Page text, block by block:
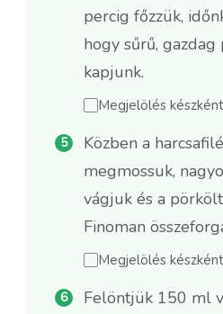
percig főzzük,
hogy sűrű,
kapjunk.
Megjelölés készként
Közben a
megmossuk,
vágjuk és a
Finoman
Megjelölés készként
Felöntjük 150 ml